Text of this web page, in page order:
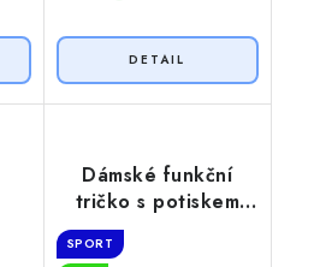
Dámské funkční
tričko s potiskem
Dneska fakt ne
SPORT